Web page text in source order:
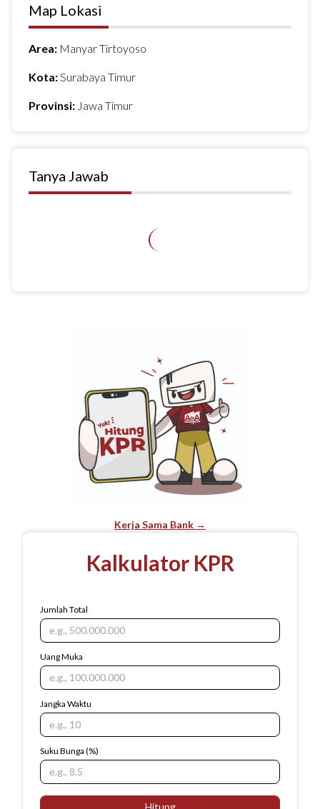
Kerja Sama Bank →
Kalkulator KPR
Jumlah Total
Uang Muka
Jangka Waktu
Suku Bunga (%)
Hitung
Map Lokasi
Area: Manyar Tirtoyoso
Kota:Surabaya Timur
Provinsi: Jawa Timur
Tanya Jawab